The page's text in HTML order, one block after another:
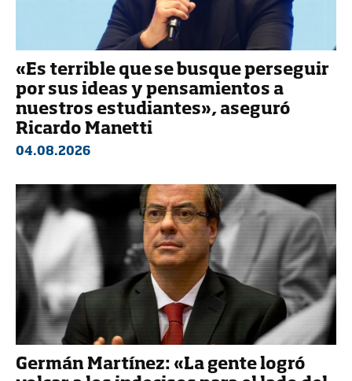
«Es terrible que se busque perseguir
por sus ideas y pensamientos a
nuestros estudiantes», aseguró
Ricardo Manetti
04.08.2026
Germán Martínez: «La gente logró